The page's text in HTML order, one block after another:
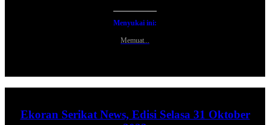
Menyukai ini:
Memuat...
Ekoran Serikat News, Edisi Selasa 31 Oktober